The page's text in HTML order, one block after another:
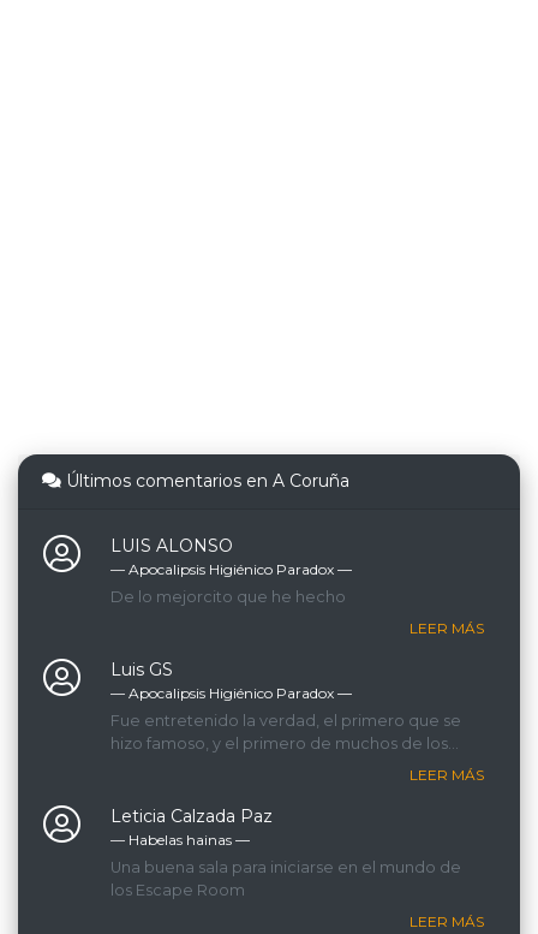
Últimos comentarios en A Coruña
LUIS ALONSO
— Apocalipsis Higiénico Paradox ―
De lo mejorcito que he hecho
LEER MÁS
Luis GS
— Apocalipsis Higiénico Paradox ―
Fue entretenido la verdad, el primero que se
hizo famoso, y el primero de muchos de los
LEER MÁS
Leticia Calzada Paz
— Habelas hainas ―
Una buena sala para iniciarse en el mundo de
los Escape Room
LEER MÁS